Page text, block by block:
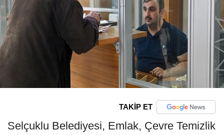
TAKİP ET
Selçuklu Belediyesi, Emlak, Çevre Temizlik